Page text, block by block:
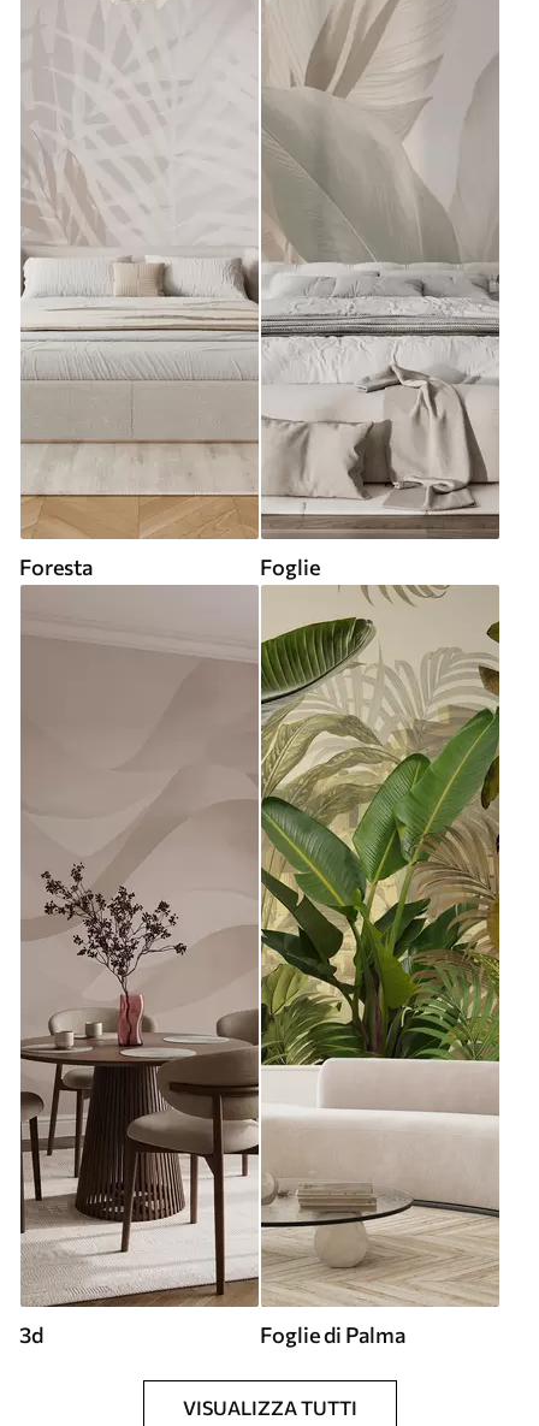
Foresta Foglie
3d Foglie di Palma
VISUALIZZA TUTTI